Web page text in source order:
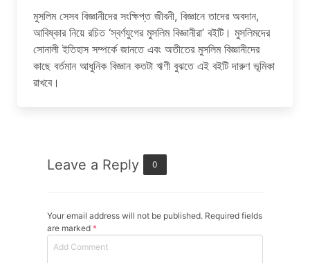
মুসলিম সেসব বিজ্ঞানীদের সংক্ষিপ্ত জীবনী, বিজ্ঞানে তাদের অবদান,
আবিষ্কার নিয়ে রচিত ‘স্বর্ণযুগের মুসলিম বিজ্ঞানীরা’ বইটি। মুসলিমদের
সোনালী ইতিহাস সম্পর্কে জানতে এবং অতীতের মুসলিম বিজ্ঞানীদের
কাছে বর্তমান আধুনিক বিজ্ঞান কতটা ঋণী বুঝতে এই বইটি দারুণ ভূমিকা
রাখবে।
Leave a Reply 0
Your email address will not be published. Required fields
are marked *